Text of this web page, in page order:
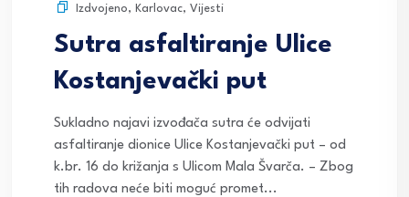
Izdvojeno, Karlovac, Vijesti
Sutra asfaltiranje Ulice
Kostanjevački put
Sukladno najavi izvođača sutra će odvijati
asfaltiranje dionice Ulice Kostanjevački put – od
k.br. 16 do križanja s Ulicom Mala Švarča. – Zbog
tih radova neće biti moguć promet...